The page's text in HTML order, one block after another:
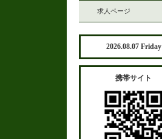
求人ページ
2026.08.07 Friday
携帯サイト